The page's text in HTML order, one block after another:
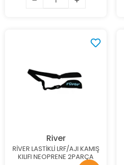
River
RİVER LASTİKLİ LRF/AJI KAMIŞ
KILIFI NEOPRENE 2PARÇA